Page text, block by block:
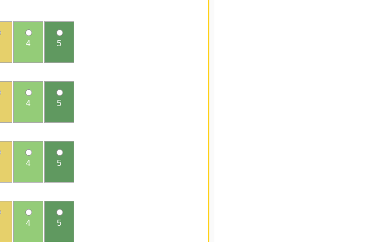
4 5
4 5
4 5
4 5